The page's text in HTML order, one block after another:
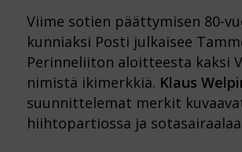
Viime sotien päättymisen 80-
kunniaksi Posti julkaisee
Perinneliiton aloitteesta kaksi
nimistä ikimerkkiä. Klaus
suunnittelemat merkit
hiihtopartiossa ja